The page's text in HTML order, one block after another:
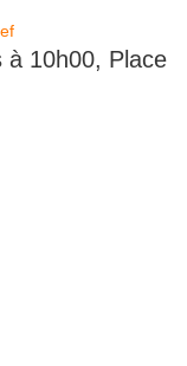
à 10h00, Place